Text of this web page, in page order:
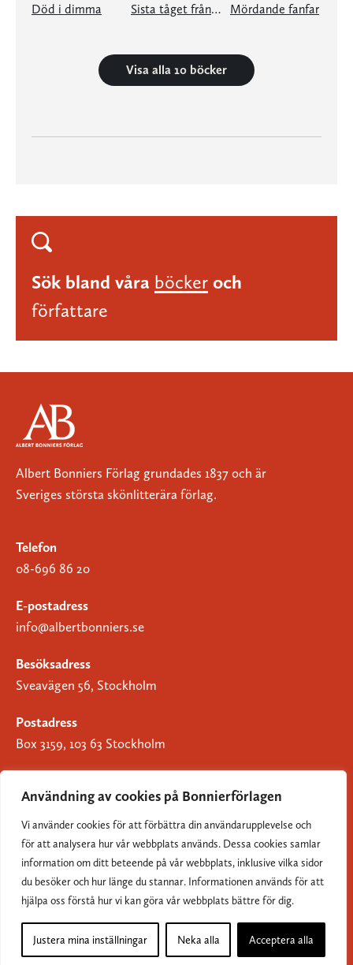
Användning av cookies på Bonnierförlagen
Vi använder cookies för att förbättra din användarupplevelse och
för att analysera hur vår webbplats används. Dessa cookies samlar
information om ditt beteende på vår webbplats, inklusive vilka sidor
du besöker och hur länge du stannar. Informationen används för att
hjälpa oss förstå hur vi kan göra vår webbplats bättre för dig.
Justera mina inställningar Neka alla Acceptera alla
Död i dimma Sista tåget från S:t Lazare Mördande fanfar
Visa alla 10 böcker
Sök bland våra böcker och
författare
Albert Bonniers Förlag grundades 1837 och är
Sveriges största skönlitterära förlag.
Telefon
08-696 86 20
E-postadress
info@albertbonniers.se
Besöksadress
Sveavägen 56, Stockholm
Postadress
Box 3159, 103 63 Stockholm
Om Bonnierförlagen
Cookies
Integritetspolicy